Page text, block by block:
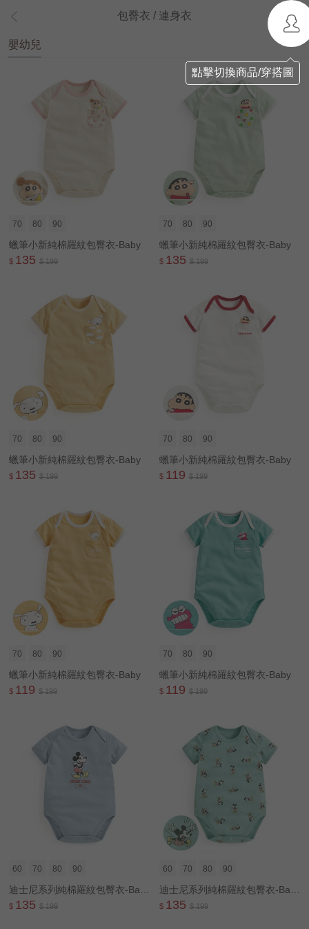
包臀衣 / 連身衣
嬰幼兒
70 80 90
蠟筆小新純棉羅紋包臀衣-Baby
$ 135 $ 199
70 80 90
蠟筆小新純棉羅紋包臀衣-Baby
$ 135 $ 199
70 80 90
蠟筆小新純棉羅紋包臀衣-Baby
$ 135 $ 199
70 80 90
蠟筆小新純棉羅紋包臀衣-Baby
$ 119 $ 199
70 80 90
蠟筆小新純棉羅紋包臀衣-Baby
$ 119 $ 199
70 80 90
蠟筆小新純棉羅紋包臀衣-Baby
$ 119 $ 199
60 70 80 90
$ 135 $ 199
60 70 80 90
$ 135 $ 199
點擊切換商品/穿搭圖